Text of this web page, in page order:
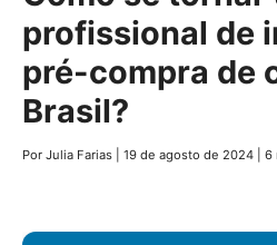
conteúdo
principal
profissional de
pré-compra de
Brasil?
Por Julia Farias 19 de agosto de 2024 6